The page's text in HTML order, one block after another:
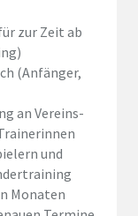
zur Zeit ab
(Anfänger,
an Vereins-
und
Monaten